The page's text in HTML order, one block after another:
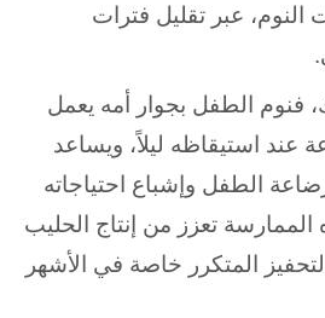
النوم، عبر تقليل فترات
فنوم الطفل بجوار أمه يعمل
عند استيقاظه ليلاً، ويساعد
الطفل وإشباع احتياجاته
الممارسة تعزز من إنتاج الحليب
المتكرر خاصة في الأشهر